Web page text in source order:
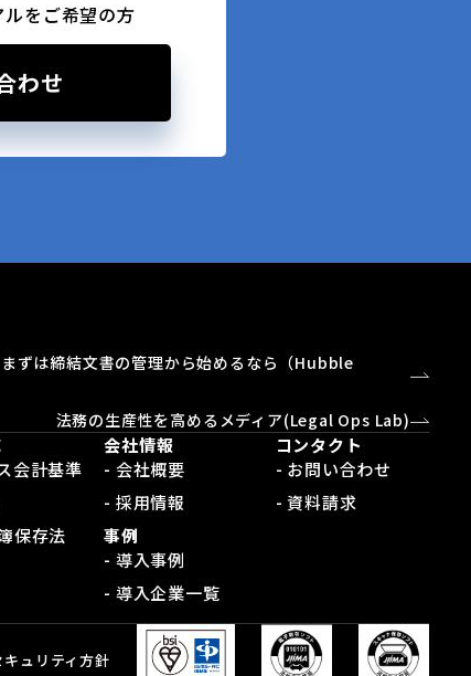
をご希望の方
わせ
ずは締結文書の管理から始めるなら（Hubble
法務の生産性を高めるメディア(Legal Ops Lab)
会計基準
保存法
会社情報
- 会社概要
- 採用情報
事例
- 導入事例
- 導入企業一覧
コンタクト
- お問い合わせ
- 資料請求
ュリティ方針